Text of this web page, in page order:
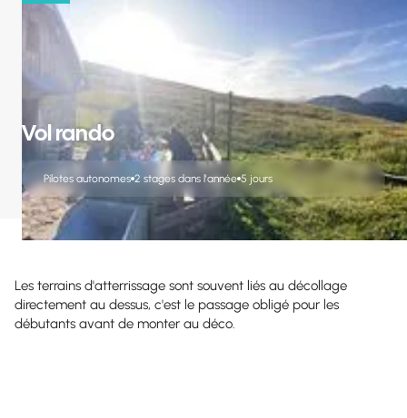
Vol rando
Pilotes autonomes 2 stages dans l'année 5 jours
Les terrains d'atterrissage sont souvent liés au décollage
directement au dessus, c'est le passage obligé pour les
débutants avant de monter au déco.